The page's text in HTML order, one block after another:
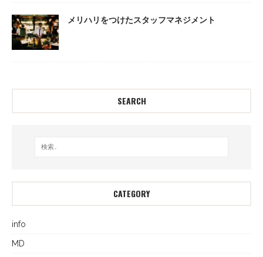
メリハリをつけたスタッフマネジメント
SEARCH
CATEGORY
info
MD